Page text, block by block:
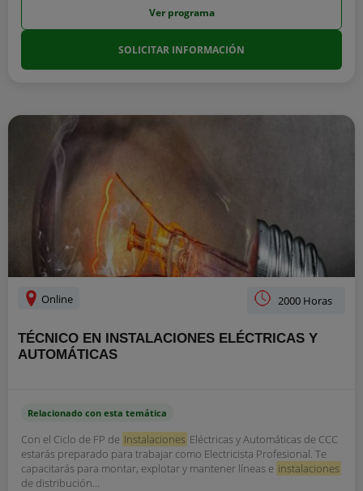
Ver programa
SOLICITAR INFORMACIÓN
Online 2000 Horas
TÉCNICO EN INSTALACIONES ELÉCTRICAS Y
AUTOMÁTICAS
Relacionado con esta temática
Con el Ciclo de FP de Instalaciones Eléctricas y Automáticas de CCC
estarás preparado para trabajar como Electricista Profesional. Te
capacitarás para montar, explotar y mantener líneas e instalaciones
de distribución...